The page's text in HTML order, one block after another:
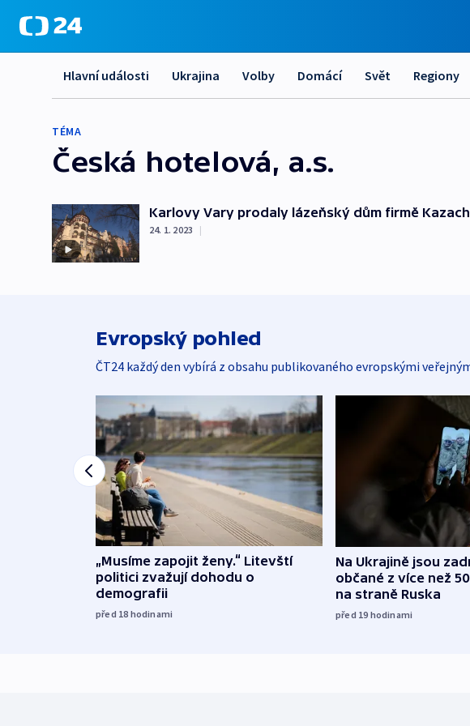
Hlavní události Ukrajina Volby Domácí Svět Regiony
TÉMA
Česká hotelová, a.s.
Karlovy Vary prodaly lázeňský dům firmě
24. 1. 2023 |
Evropský pohled
ČT24 každý den vybírá z obsahu publikovaného evropskými
„Musíme zapojit ženy.“ Litevští
politici zvažují dohodu o
demografii
před 18 hodinami
Na Ukrajině jsou
občané z více než
na straně Ruska
před 19 hodinami